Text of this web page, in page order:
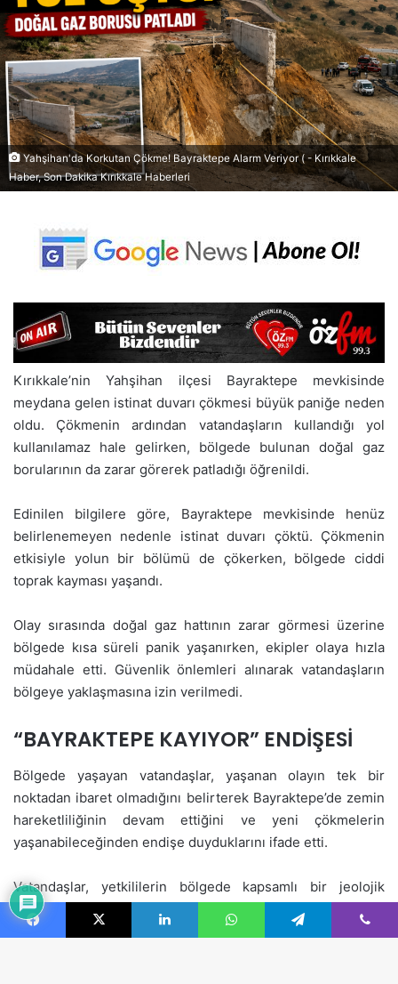
Facebook X LinkedIn WhatsApp Telegram Viber